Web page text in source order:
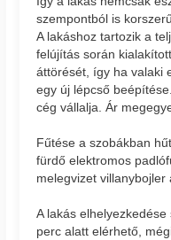
szempontból is
A lakáshoz tartozik a
felújítás során
áttörését, így ha valaki
egy új lépcső
cég vállalja. Ár
Fűtése a szobákban
fürdő elektromos
melegvizet villanybojler
A lakás
perc alatt elérhető,